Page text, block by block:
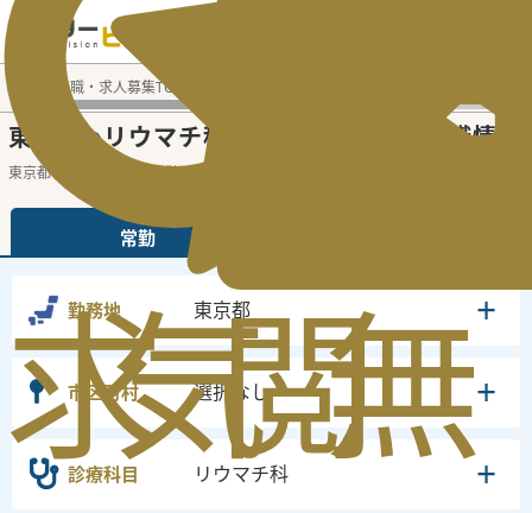
求気閲無
医師転職・求人募集TOP
東京都 のリウマチ科 常勤医師求人・転職情報
東京都のリウマチ科の常勤の医師求人の検
常勤
勤務地 東京都
市区町村 選択なし
診療科目 リウマチ科